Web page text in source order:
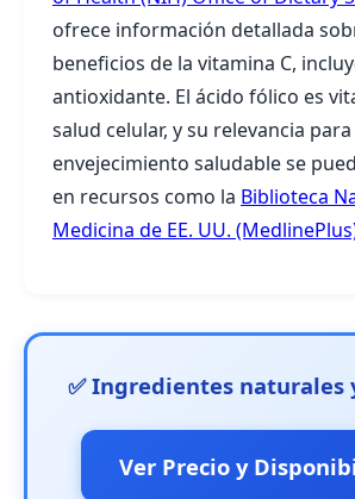
ofrece información detallada
beneficios de la vitamina C,
antioxidante. El ácido fólico es
salud celular, y su relevancia para
envejecimiento saludable se
en recursos como la Biblioteca
Medicina de EE. UU.
✅ Ingredientes naturales
Ver Precio y